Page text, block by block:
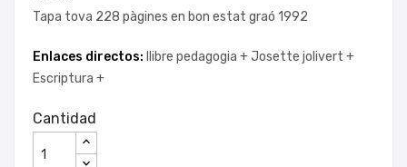
Tapa tova 228 pàgines en bon estat graó 1992
Enlaces directos: llibre pedagogia +Josette jolivert +
Escriptura +
Cantidad